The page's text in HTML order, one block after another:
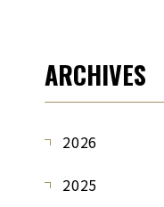
ARCHIVES
2026
2025